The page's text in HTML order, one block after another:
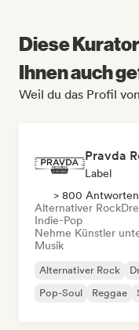
Diese
Ihnen auch
Weil du das Profil
Pravda
Label
> 800
Alternativer Rock
Indie-Pop
Nehme Künstler
Musik
Alternativer Rock
Pop-Soul
Reggae